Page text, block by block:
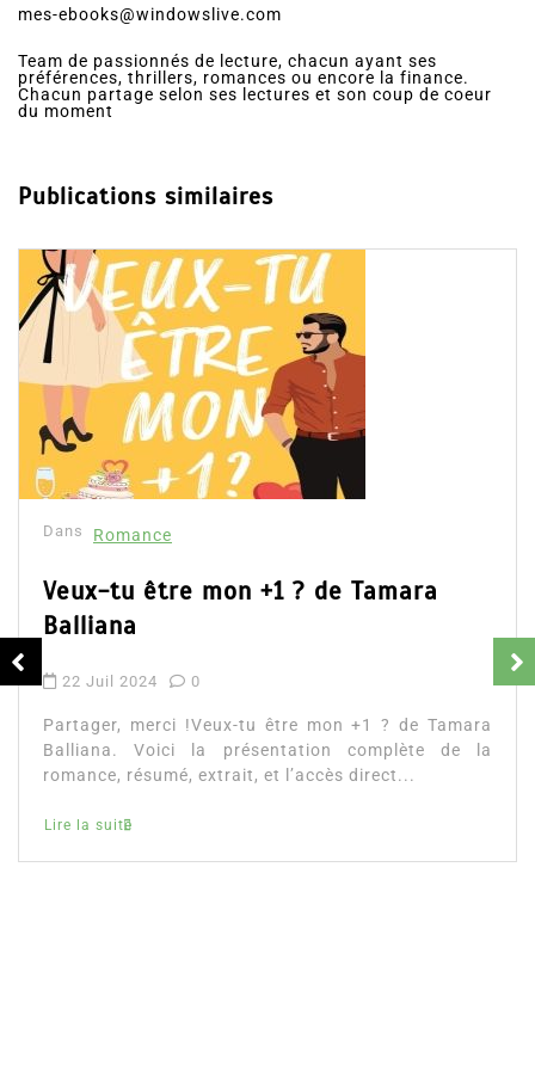
mes-ebooks@windowslive.com
Team de passionnés de lecture, chacun ayant ses
préférences, thrillers, romances ou encore la finance.
Chacun partage selon ses lectures et son coup de coeur
du moment
Publications similaires
Dans Romance
Romances – l’actualité : été 2026
6 Juil 2026
Trois nouveautés récentes à lire si vous aimez les